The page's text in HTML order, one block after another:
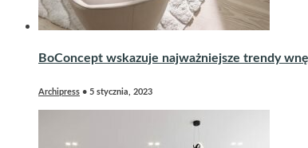
BoConcept wskazuje najważniejsze trendy
Archipress • 5 stycznia, 2023